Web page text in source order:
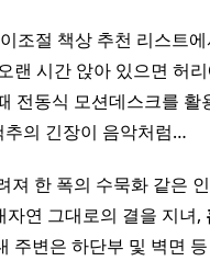
조절 책상 추천 리스트
랜 시간 앉아 있으면 허
전동식 모션데스크를
추의 긴장이 음악처럼…
져 한 폭의 수묵화 같은
연 그대로의 결을 지녀,
주변은 하단부 및 벽면